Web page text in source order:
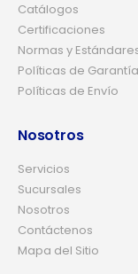
Catálogos
Certificaciones
Normas y
Políticas de Garantía
Políticas de Envío
Nosotros
Servicios
Sucursales
Nosotros
Contáctenos
Mapa del Sitio